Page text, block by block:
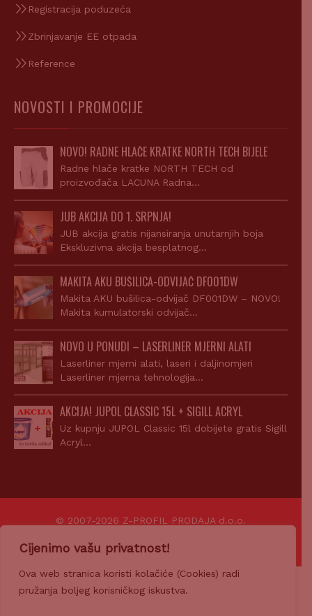
Cijenimo vašu privatnost!
Ova web stranica koristi kolačiće (Cookies) radi
pružanja boljeg korisničkog iskustva.
Registracija poduzeća
Zbrinjavanje EE otpada
Reference
NOVOSTI I PROMOCIJE
NOVO! RADNE HLAČE KRATKE NORTH TECH BIJELE
Radne hlače kratke NORTH TECH od
proizvođača LACUNA Radna…
JUB AKCIJA DO 1. SRPNJA!
JUB akcija gratis nijansiranja unutarnjih boja
Ekskluzivna akcija besplatnog…
MAKITA AKU BUŠILICA-ODVIJAČ DF001DW
Makita AKU bušilica-odvijač DF001DW – NOVO!
Makita kumulatorski odvijač…
NOVO U PONUDI – LASERLINER MJERNI ALATI
Laserliner mjerni alati, laseri i daljinomjeri
Laserliner mjerna tehnologija…
AKCIJA! JUPOL CLASSIC 15L + SIGILL ACRYL
Uz kupnju JUPOL Classic 15l dobijete gratis Sigill
Acryl…
© 2007-2026 Z-PROFIL PRODAJA d.o.o.
Ponosno pokrećeCROWEB.HOST